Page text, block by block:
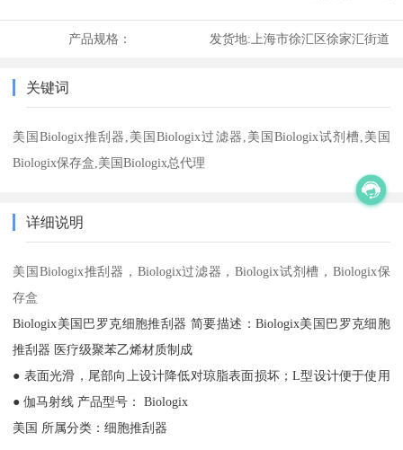
产品规格： 发货地:上海市徐汇区徐家汇街道
关键词
美国Biologix推刮器,美国Biologix过滤器,美国Biologix试剂槽,美国
Biologix保存盒,美国Biologix总代理
详细说明
美国Biologix推刮器，Biologix过滤器，Biologix试剂槽，Biologix保
存盒
Biologix美国巴罗克细胞推刮器 简要描述：Biologix美国巴罗克细胞
推刮器 医疗级聚苯乙烯材质制成
● 表面光滑，尾部向上设计降低对琼脂表面损坏；L型设计便于使用
● 伽马射线 产品型号： Biologix
美国 所属分类：细胞推刮器